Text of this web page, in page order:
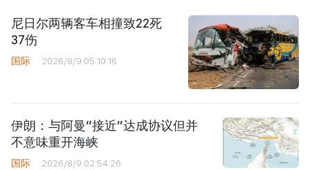
尼日尔两辆客车相撞致22死
37伤
国际 2026/8/9 05:10:16
伊朗：与阿曼“接近”达成协议但并
不意味重开海峡
国际 2026/8/9 02:54:26